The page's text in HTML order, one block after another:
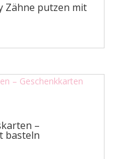
Zähne putzen mit
–
basteln